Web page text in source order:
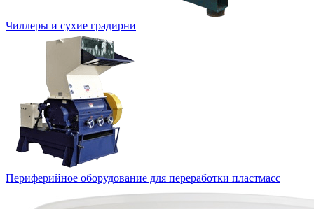
Чиллеры и сухие градирни
Периферийное оборудование для переработки пластмасс